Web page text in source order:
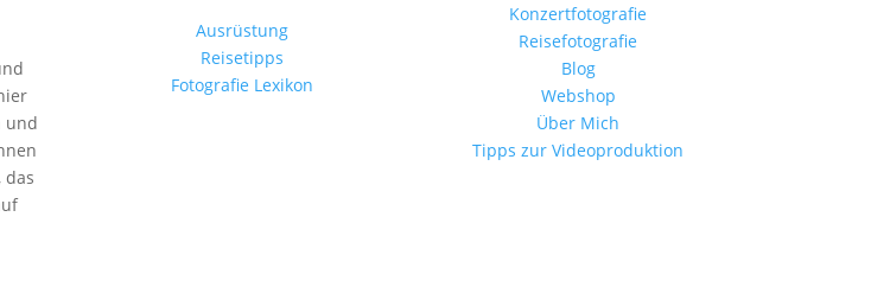
und
das
Ausrüstung
Reisetipps
Fotografie Lexikon
Konzertfotografie
Reisefotografie
Blog
Webshop
Über Mich
Tipps zur Videoproduktion